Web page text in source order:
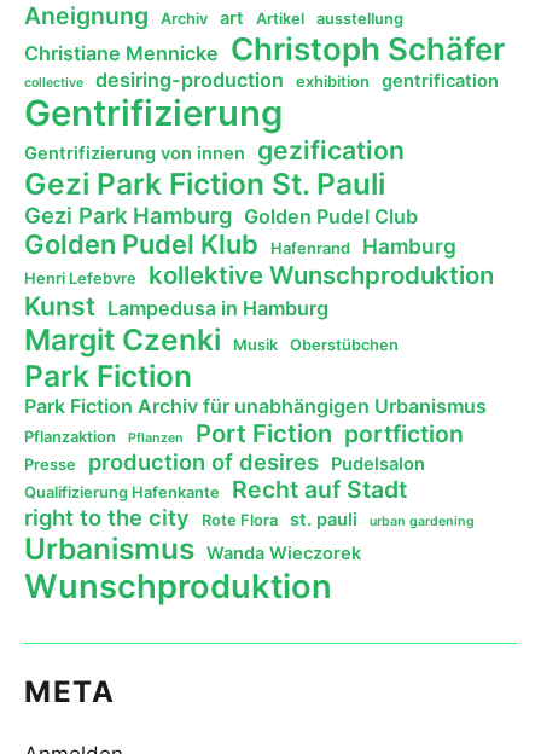
Aneignung Archiv art Artikel ausstellung
Christiane Mennicke Christoph Schäfer
collective desiring-production exhibition gentrification
Gentrifizierung
Gentrifizierung von innen gezification
Gezi Park Fiction St. Pauli
Gezi Park Hamburg Golden Pudel Club
Golden Pudel Klub Hafenrand Hamburg
Henri Lefebvre kollektive Wunschproduktion
Kunst Lampedusa in Hamburg
Margit Czenki Musik Oberstübchen
Park Fiction
Park Fiction Archiv für unabhängigen Urbanismus
Pflanzaktion Pflanzen Port Fiction portfiction
Presse production of desires Pudelsalon
Qualifizierung Hafenkante Recht auf Stadt
right to the city Rote Flora st. pauli urban gardening
Urbanismus Wanda Wieczorek
Wunschproduktion
META